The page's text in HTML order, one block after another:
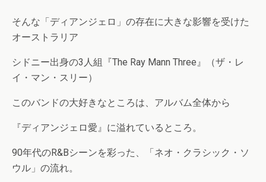
そんな「ディアンジェロ」の存在に大きな影響を受けた
オーストラリア
シドニー出身の3人組『The Ray Mann Three』（ザ・レ
イ・マン・スリー）
このバンドの大好きなところは、アルバム全体から
『ディアンジェロ愛』に溢れているところ。
90年代のR&Bシーンを彩った、「ネオ・クラシック・ソ
ウル」の流れ。